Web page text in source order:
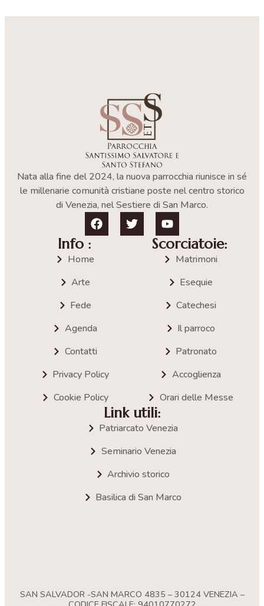
Nata alla fine del 2024, la nuova parrocchia riunisce in sé
le millenarie comunità cristiane poste nel centro storico
di Venezia, nel Sestiere di San Marco.
Info :
Home
Arte
Fede
Agenda
Contatti
Privacy Policy
Cookie Policy
Scorciatoie:
Matrimoni
Esequie
Catechesi
Il parroco
Patronato
Accoglienza
Orari delle Messe
Link utili:
Patriarcato Venezia
Seminario Venezia
Archivio storico
Basilica di San Marco
SAN SALVADOR -SAN MARCO 4835 – 30124 VENEZIA –